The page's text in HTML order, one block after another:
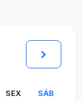
SEX SÁB